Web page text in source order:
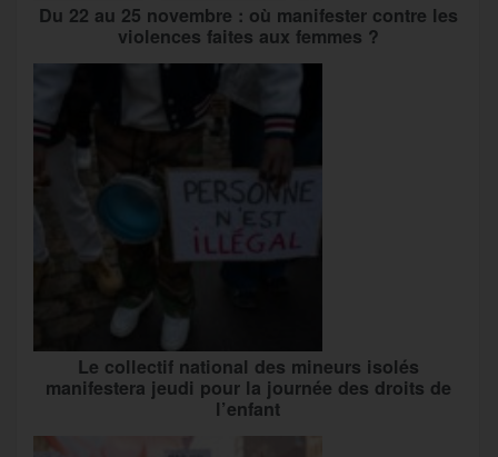
Du 22 au 25 novembre : où manifester contre les
violences faites aux femmes ?
Le collectif national des mineurs isolés
manifestera jeudi pour la journée des droits de
l’enfant